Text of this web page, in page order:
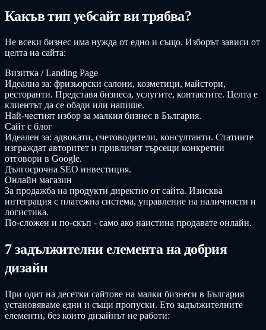
Какъв тип уебсайт ви трябва?
Не всеки бизнес има нужда от едно и също. Изборът зависи от
целта на сайта:
Визитка / Landing Page
Идеална за: фризьорски салони, козметици, майстори,
ресторанти. Представя бизнеса, услугите, контактите. Целта е
клиентът да се обади или напише.
Най-честият избор за малкия бизнес в България.
Сайт с блог
Идеален за: адвокати, счетоводители, консултанти. Статиите
изграждат авторитет и привличат търсещи конкретни
отговори в Google.
Дългосрочна SEO инвестиция.
Онлайн магазин
За продажба на продукти директно от сайта. Изисква
интеграция с платежна система, управление на наличности и
логистика.
По-сложен и по-скъп - само ако наистина продавате онлайн.
7 задължителни елемента на добрия
дизайн
При одит на десетки сайтове на малки бизнеси в България
установяваме едни и същи пропуски. Ето задължителните
елементи, без които дизайнът не работи: